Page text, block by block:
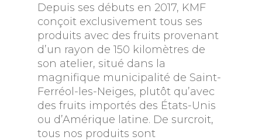
Depuis ses débuts en 2017, KMF
conçoit exclusivement tous ses
produits avec des fruits provenant
d’un rayon de 150 kilomètres de
son atelier, situé dans la
magnifique municipalité de Saint-
Ferréol-les-Neiges, plutôt qu’avec
des fruits importés des États-Unis
ou d’Amérique latine. De surcroit,
tous nos produits sont